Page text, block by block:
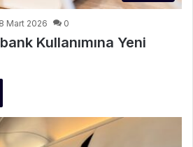
Mart 2026 0
Kullanımına Yeni